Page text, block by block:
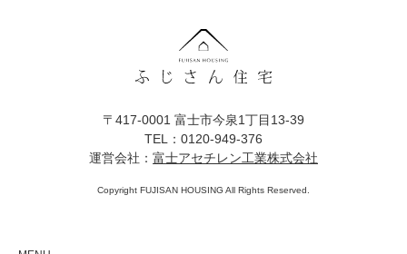
〒417-0001 富士市今泉1丁目13-39
TEL：0120-949-376
運営会社： 富士アセチレン工業株式会社
Copyright FUJISAN HOUSING All Rights Reserved.